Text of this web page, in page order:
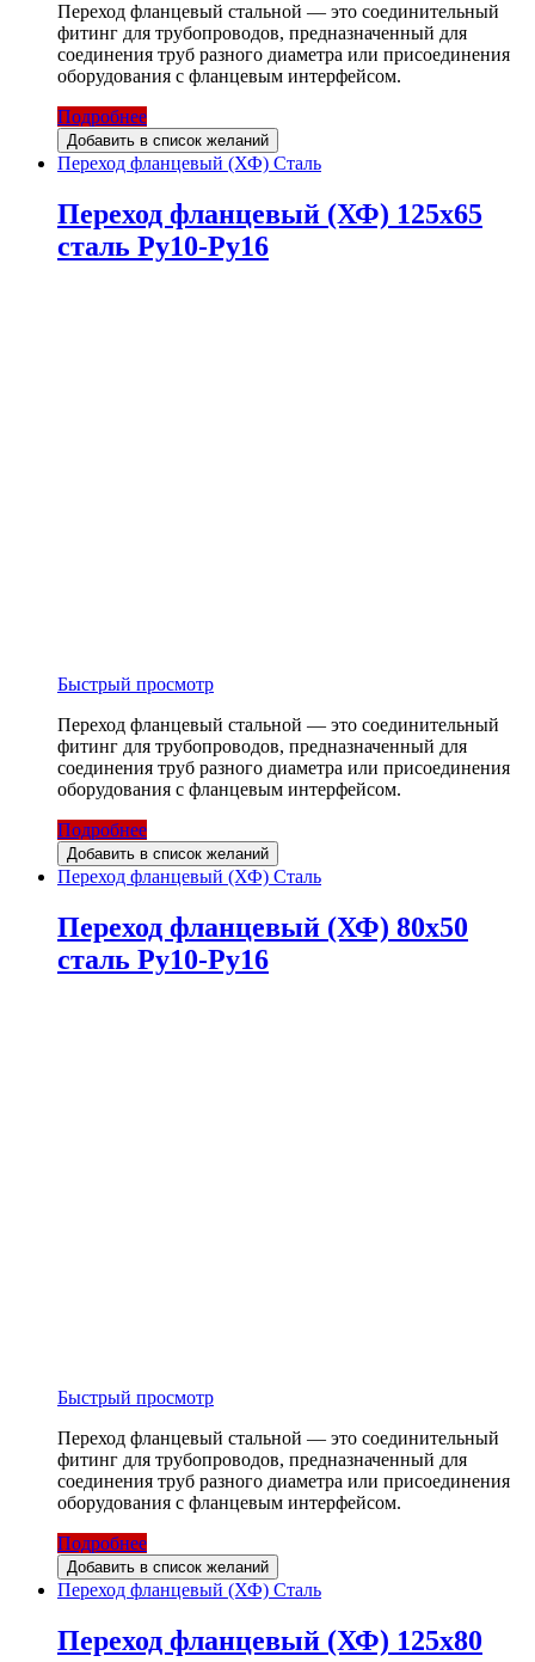
Переход фланцевый стальной — это соединительный
фитинг для трубопроводов, предназначенный для
соединения труб разного диаметра или присоединения
оборудования с фланцевым интерфейсом.
Подробнее
Добавить в список желаний
Переход фланцевый (ХФ) Сталь
Переход фланцевый (ХФ) 125х65
сталь Ру10-Ру16
Быстрый просмотр
Переход фланцевый стальной — это соединительный
фитинг для трубопроводов, предназначенный для
соединения труб разного диаметра или присоединения
оборудования с фланцевым интерфейсом.
Подробнее
Добавить в список желаний
Переход фланцевый (ХФ) Сталь
Переход фланцевый (ХФ) 80х50
сталь Ру10-Ру16
Быстрый просмотр
Переход фланцевый стальной — это соединительный
фитинг для трубопроводов, предназначенный для
соединения труб разного диаметра или присоединения
оборудования с фланцевым интерфейсом.
Подробнее
Добавить в список желаний
Переход фланцевый (ХФ) Сталь
Переход фланцевый (ХФ) 125х80